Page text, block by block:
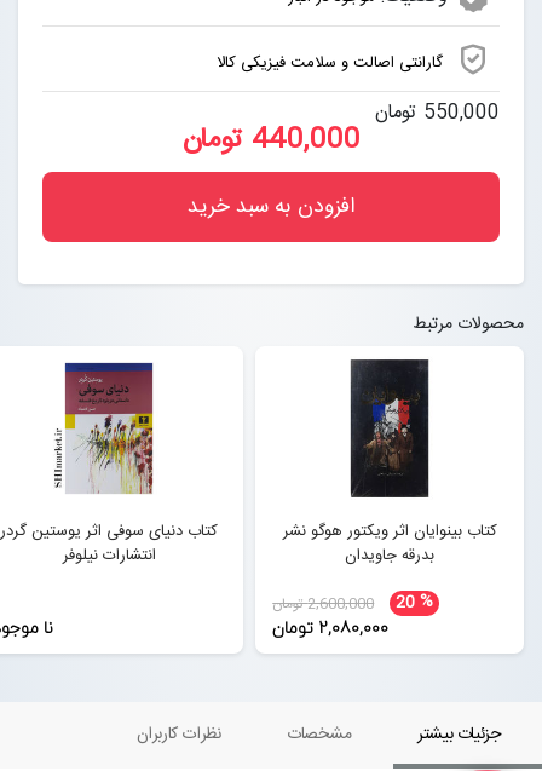
گارانتی اصالت و سلامت فیزیکی کالا
550,000 تومان
440,000 تومان
افزودن به سبد خرید
محصولات مرتبط
کتاب بینوایان اثر ویکتور هوگو نشر
بدرقه جاویدان
20% 2,600,000 تومان
2,080,000 تومان
کتاب دنیای سوفی اثر یوستین گردر
انتشارات نیلوفر
نا
جزئیات بیشتر مشخصات نظرات کاربران